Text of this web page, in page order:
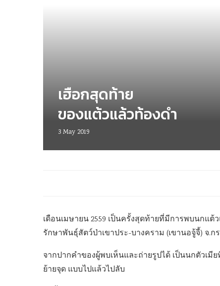
เฮือกสุดท้าย
ของแต้วแล้วท้องดำ
3 May 2019
เดือนเมษายน 2559 เป็นครั้งสุดท้ายที่มีการพบนกแต้
รักษาพันธุ์สัตว์ป่าเขาประ-บางคราม (เขานอจู้จี้) จ.ก
จากปากคำของผู้พบเห็นและถ่ายรูปได้ เป็นนกตัวเ
ย้ายจุด แบบไปแล้วไปลับ